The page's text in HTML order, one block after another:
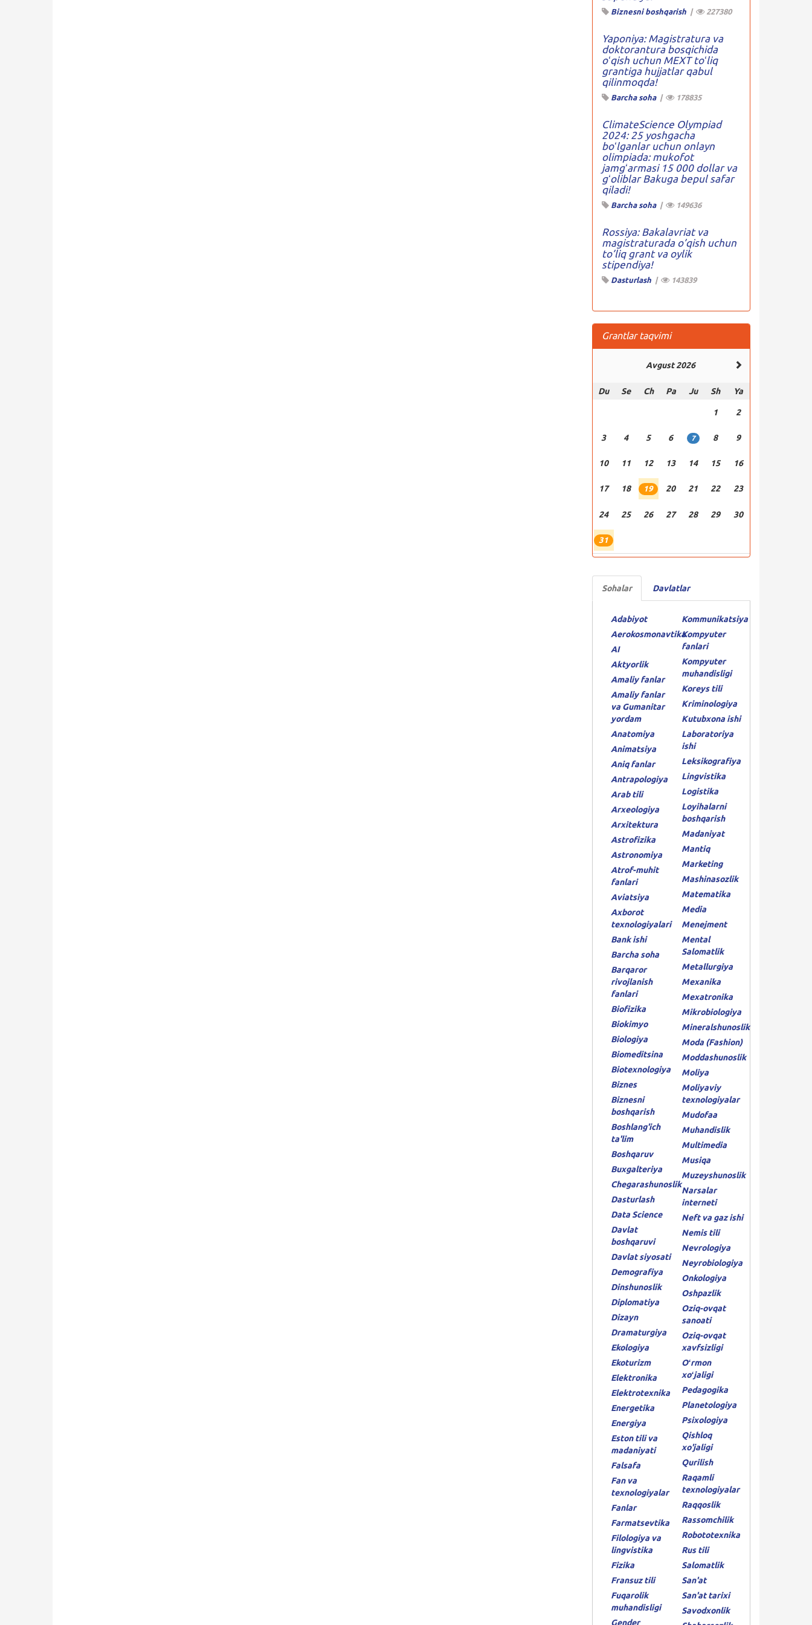
Biznesni boshqarish| 227380
Yaponiya: Magistratura va
doktorantura bosqichida
oʻqish uchun MEXT toʻliq
grantiga hujjatlar qabul
qilinmoqda!
Barcha soha| 178835
ClimateScience Olympiad
2024: 25 yoshgacha
boʻlganlar uchun onlayn
olimpiada: mukofot
jamgʻarmasi 15 000 dollar va
gʻoliblar Bakuga bepul safar
qiladi!
Barcha soha| 149636
Rossiya: Bakalavriat va
magistraturada o’qish uchun
to’liq grant va oylik
stipendiya!
Dasturlash| 143839
Grantlar taqvimi
Avgust 2026
Du Se Ch Pa Ju Sh Ya
1 2
3 4 5 6 7 8 9
10 11 12 13 14 15 16
17 18 19 20 21 22 23
24 25 26 27 28 29 30
31
Sohalar Davlatlar
Adabiyot
Aerokosmonavtika
AI
Aktyorlik
Amaliy fanlar
Amaliy fanlar
va Gumanitar
yordam
Anatomiya
Animatsiya
Aniq fanlar
Antrapologiya
Arab tili
Arxeologiya
Arxitektura
Astrofizika
Astronomiya
Atrof-muhit
fanlari
Aviatsiya
Axborot
texnologiyalari
Bank ishi
Barcha soha
Barqaror
rivojlanish
fanlari
Biofizika
Biokimyo
Biologiya
Biomeditsina
Biotexnologiya
Biznes
Biznesni
boshqarish
Boshlang'ich
ta'lim
Boshqaruv
Buxgalteriya
Chegarashunoslik
Dasturlash
Data Science
Davlat
boshqaruvi
Davlat siyosati
Demografiya
Dinshunoslik
Diplomatiya
Dizayn
Dramaturgiya
Ekologiya
Ekoturizm
Elektronika
Elektrotexnika
Energetika
Energiya
Eston tili va
madaniyati
Falsafa
Fan va
texnologiyalar
Fanlar
Farmatsevtika
Filologiya va
lingvistika
Fizika
Fransuz tili
Fuqarolik
muhandisligi
Gender
Kommunikatsiya
Kompyuter
fanlari
Kompyuter
muhandisligi
Koreys tili
Kriminologiya
Kutubxona ishi
Laboratoriya
ishi
Leksikografiya
Lingvistika
Logistika
Loyihalarni
boshqarish
Madaniyat
Mantiq
Marketing
Mashinasozlik
Matematika
Media
Menejment
Mental
Salomatlik
Metallurgiya
Mexanika
Mexatronika
Mikrobiologiya
Mineralshunoslik
Moda (Fashion)
Moddashunoslik
Moliya
Moliyaviy
texnologiyalar
Mudofaa
Muhandislik
Multimedia
Musiqa
Muzeyshunoslik
Narsalar
interneti
Neft va gaz ishi
Nemis tili
Nevrologiya
Neyrobiologiya
Onkologiya
Oshpazlik
Oziq-ovqat
sanoati
Oziq-ovqat
xavfsizligi
Oʻrmon
xoʻjaligi
Pedagogika
Planetologiya
Psixologiya
Qishloq
xo'jaligi
Qurilish
Raqamli
texnologiyalar
Raqqoslik
Rassomchilik
Robototexnika
Rus tili
Salomatlik
San'at
San'at tarixi
Savodxonlik